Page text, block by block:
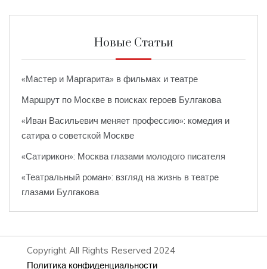
Новые Статьи
«Мастер и Маргарита» в фильмах и театре
Маршрут по Москве в поисках героев Булгакова
«Иван Васильевич меняет профессию»: комедия и
сатира о советской Москве
«Сатирикон»: Москва глазами молодого писателя
«Театральный роман»: взгляд на жизнь в театре
глазами Булгакова
Copyright All Rights Reserved 2024
Политика конфиденциальности